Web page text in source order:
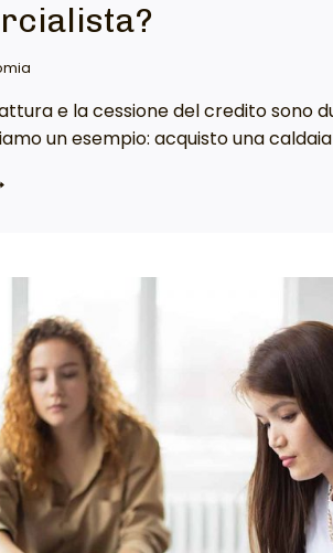
e la cessione del credito sono
un esempio: acquisto una